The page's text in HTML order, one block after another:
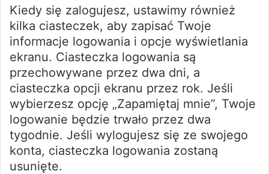
Kiedy się zalogujesz, ustawimy również
kilka ciasteczek, aby zapisać Twoje
informacje logowania i opcje wyświetlania
ekranu. Ciasteczka logowania są
przechowywane przez dwa dni, a
ciasteczka opcji ekranu przez rok. Jeśli
wybierzesz opcję „Zapamiętaj mnie”, Twoje
logowanie będzie trwało przez dwa
tygodnie. Jeśli wylogujesz się ze swojego
konta, ciasteczka logowania zostaną
usunięte.